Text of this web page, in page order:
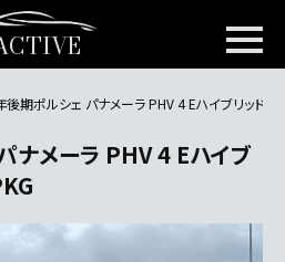
後期ポルシェ パナメーラ PHV 4 Eハイブリッド
ナメーラ PHV 4 Eハイブ